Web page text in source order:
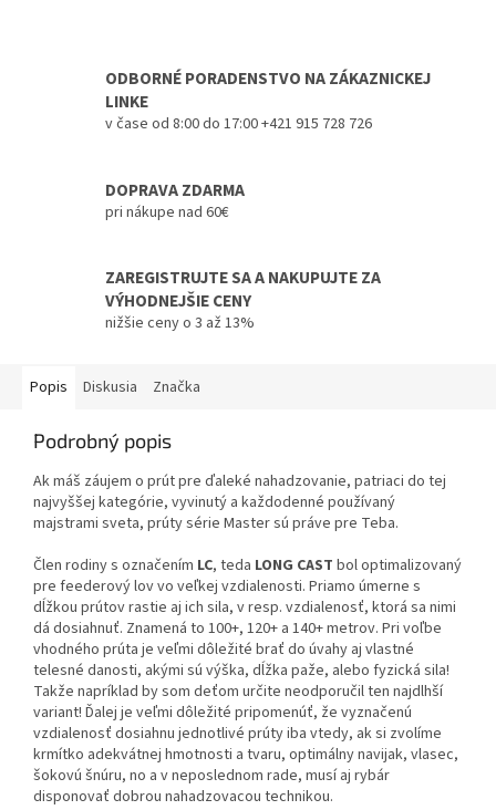
ODBORNÉ PORADENSTVO NA ZÁKAZNICKEJ
LINKE
v čase od 8:00 do 17:00 +421 915 728 726
DOPRAVA ZDARMA
pri nákupe nad 60€
ZAREGISTRUJTE SA A NAKUPUJTE ZA
VÝHODNEJŠIE CENY
nižšie ceny o 3 až 13%
Popis Diskusia Značka
Podrobný popis
Ak máš záujem o prút pre ďaleké nahadzovanie, patriaci do tej
najvyššej kategórie, vyvinutý a každodenné používaný
majstrami sveta, prúty série Master sú práve pre Teba.
Člen rodiny s označením LC, teda LONG CAST bol optimalizovaný
pre feederový lov vo veľkej vzdialenosti. Priamo úmerne s
dĺžkou prútov rastie aj ich sila, v resp. vzdialenosť, ktorá sa nimi
dá dosiahnuť. Znamená to 100+, 120+ a 140+ metrov. Pri voľbe
vhodného prúta je veľmi dôležité brať do úvahy aj vlastné
telesné danosti, akými sú výška, dĺžka paže, alebo fyzická sila!
Takže napríklad by som deťom určite neodporučil ten najdlhší
variant! Ďalej je veľmi dôležité pripomenúť, že vyznačenú
vzdialenosť dosiahnu jednotlivé prúty iba vtedy, ak si zvolíme
krmítko adekvátnej hmotnosti a tvaru, optimálny navijak, vlasec,
šokovú šnúru, no a v neposlednom rade, musí aj rybár
disponovať dobrou nahadzovacou technikou.